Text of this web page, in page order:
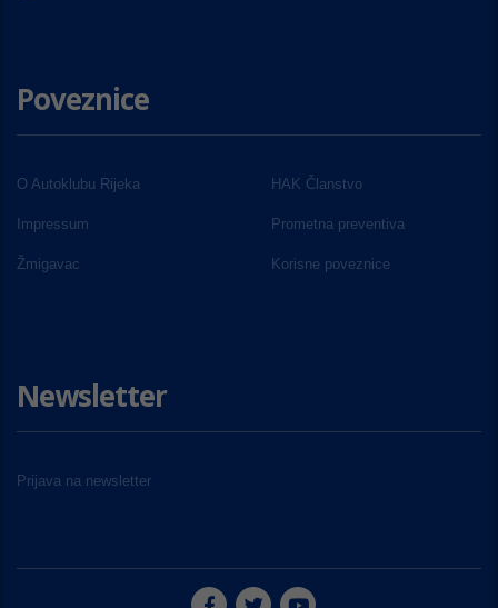
Poveznice
O Autoklubu Rijeka HAK Članstvo
Impressum Prometna preventiva
Žmigavac Korisne poveznice
Newsletter
Prijava na newsletter